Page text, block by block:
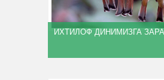
ИХТИЛОФ ДИНИМИЗГА